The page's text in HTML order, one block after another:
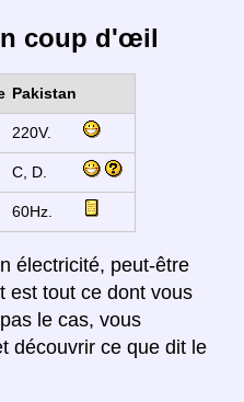
coup d'œil
Pakistan
220V.
C, D.
60Hz.
électricité, peut-être
est tout ce dont vous
le cas, vous
découvrir ce que dit le